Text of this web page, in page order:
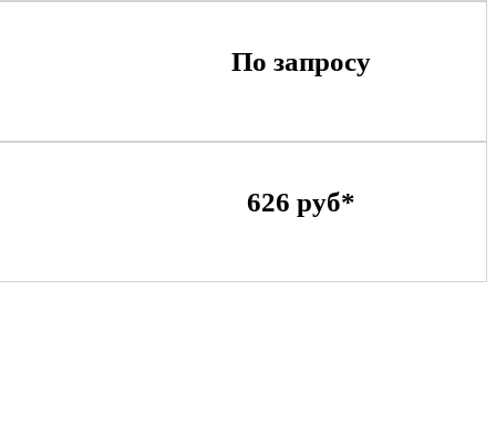
По запросу
626 руб*